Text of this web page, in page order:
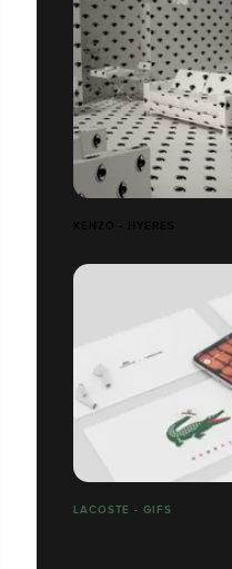
KENZO - HYERES
LACOSTE - GIFS